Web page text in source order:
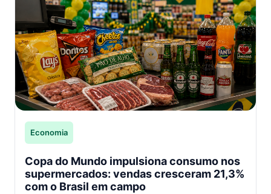
Economia
Copa do Mundo impulsiona consumo nos
supermercados: vendas cresceram 21,3%
com o Brasil em campo